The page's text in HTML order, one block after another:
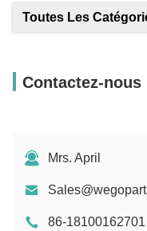
Toutes Les
Contactez-nous
Mrs. April
86-18100162701